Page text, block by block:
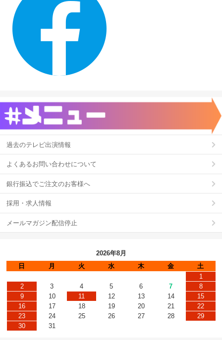
過去のテレビ出演情報
よくあるお問い合わせについて
銀行振込でご注文のお客様へ
採用・求人情報
メールマガジン配信停止
2026年8月
日
月 火 水 木 金
土
1
2
3 4 5 6 7
8
9
10 11 12 13 14
15
16
17 18 19 20 21
22
23
24 25 26 27 28
29
30
31